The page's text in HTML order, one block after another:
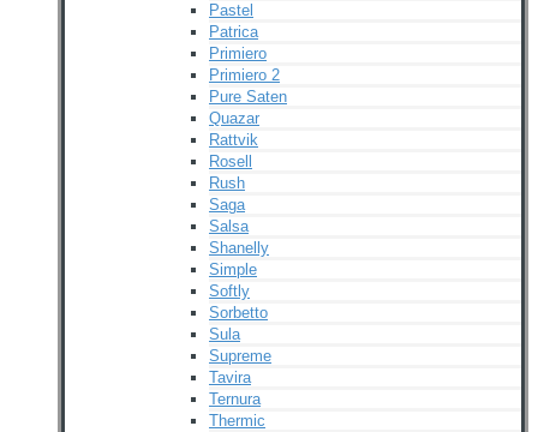
Pastel
Patrica
Primiero
Primiero 2
Pure Saten
Quazar
Rattvik
Rosell
Rush
Saga
Salsa
Shanelly
Simple
Softly
Sorbetto
Sula
Supreme
Tavira
Ternura
Thermic